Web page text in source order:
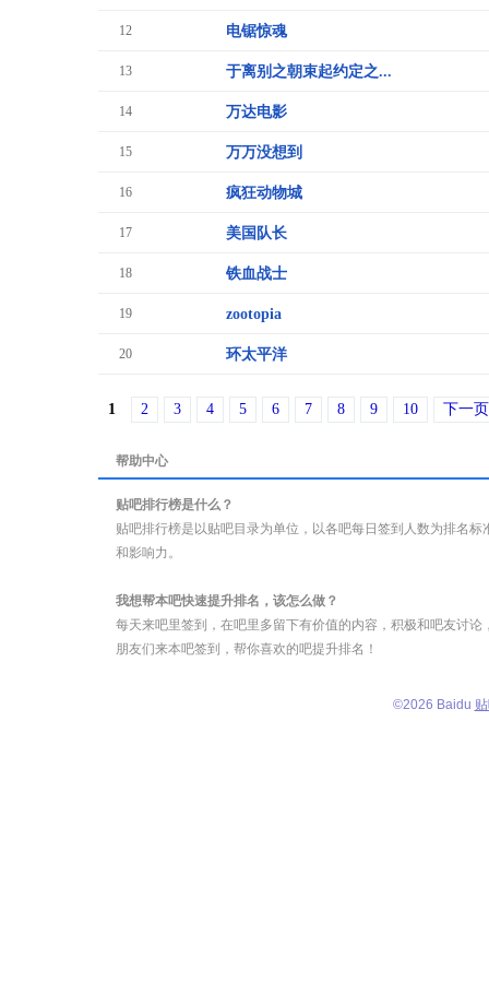
12 电锯惊魂
13 于离别之朝束起约定之...
14 万达电影
15 万万没想到
16 疯狂动物城
17 美国队长
18 铁血战士
19 zootopia
20 环太平洋
1 2 3 4 5 6 7 8 9 10 下一页
帮助中心
贴吧排行榜是什么？
贴吧排行榜是以贴吧目录为单位，以各吧每日签到人数为排名
和影响力。
我想帮本吧快速提升排名，该怎么做？
每天来吧里签到，在吧里多留下有价值的内容，积极和吧友讨
朋友们来本吧签到，帮你喜欢的吧提升排名！
©2026 Baidu